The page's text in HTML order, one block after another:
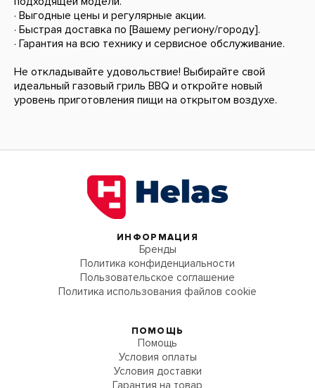
· Выгодные цены и регулярные акции.
· Быстрая доставка по [Вашему региону/городу].
· Гарантия на всю технику и сервисное обслуживание.
Не откладывайте удовольствие! Выбирайте свой
идеальный газовый гриль BBQ и откройте новый
уровень приготовления пищи на открытом воздухе.
ИНФОРМАЦИЯ
Бренды
Политика конфиденциальности
Пользовательское соглашение
Политика использования файлов cookie
ПОМОЩЬ
Помощь
Условия оплаты
Условия доставки